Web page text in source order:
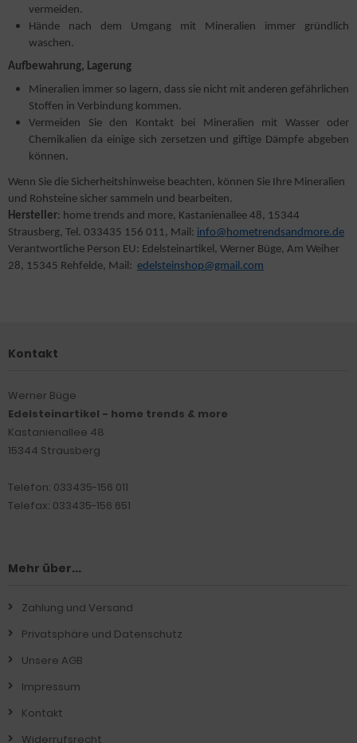
vermeiden.
Hände nach dem Umgang mit Mineralien immer gründlich
waschen.
Aufbewahrung, Lagerung
Mineralien immer so lagern, dass sie nicht mit anderen gefährlichen
Stoffen in Verbindung kommen.
Vermeiden Sie den Kontakt bei Mineralien mit Wasser oder
Chemikalien da einige sich zersetzen und giftige Dämpfe abgeben
können.
Wenn Sie die Sicherheitshinweise beachten, können Sie Ihre Mineralien
und Rohsteine sicher sammeln und bearbeiten.
Hersteller: home trends and more, Kastanienallee 48, 15344
Strausberg, Tel. 033435 156 011, Mail: info@hometrendsandmore.de
Verantwortliche Person EU: Edelsteinartikel, Werner Büge, Am Weiher
28, 15345 Rehfelde, Mail: edelsteinshop@gmail.com
Kontakt
Werner Büge
Edelsteinartikel - home trends & more
Kastanienallee 48
15344 Strausberg
Telefon: 033435-156 011
Telefax: 033435-156 651
Mehr über...
Zahlung und Versand
Privatsphäre und Datenschutz
Unsere AGB
Impressum
Kontakt
Widerrufsrecht